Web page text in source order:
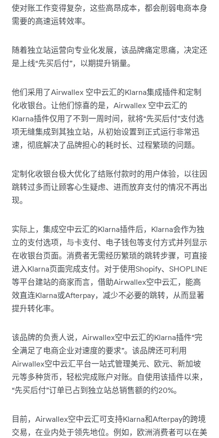
使对账工作变得复杂，这些高昂成本，都会削弱电商本身
需要的高速运转效率。
随着独立站运营向专业化发展，该品牌痛定思痛，决定还
是上线“先买后付”，以期提升销量。
他们采用了Airwallex 空中云汇的Klarna集成插件和定制
化收银台。让他们惊喜的是，Airwallex 空中云汇的
Klarna插件仅用了不到一周时间，就将“先买后付”支付选
项无缝集成到其独立站，从初始设置到正式运行非常迅
速，彻底解决了品牌担心的耗时长、过程繁琐的问题。
定制化收银台极大优化了结账付款时的用户体验，以往因
跳转过多而让顾客心生疑虑、进而放弃支付的情况不再出
现。
实际上，集成空中云汇的Klarna插件后，Klarna会作为独
立的支付选项，与卡支付、电子钱包等支付方式并列显示
在收银台页面。消费者无需经历繁琐的跳转步骤，可直接
进入Klarna页面完成支付。对于使用Shopify、SHOPLINE
等平台建站的商家而言，借助Airwallex空中云汇，能高
效直连Klarna或Afterpay，减少不必要的跳转，从而显著
提升转化率。
该品牌的负责人说，Airwallex空中云汇的Klarna插件“完
全满足了电商企业对速度的要求”。该品牌还可利用
Airwallex空中云汇平台一站式管理美元、欧元、新加坡
元等多种货币，轻松完成账户对账。自使用该插件以来，
“先买后付”订单已占到独立站总销售额的约20%。
目前，Airwallex空中云汇可支持Klarna和Afterpay的跨境
交易，在业内处于领先地位。例如，欧洲消费者可以在美